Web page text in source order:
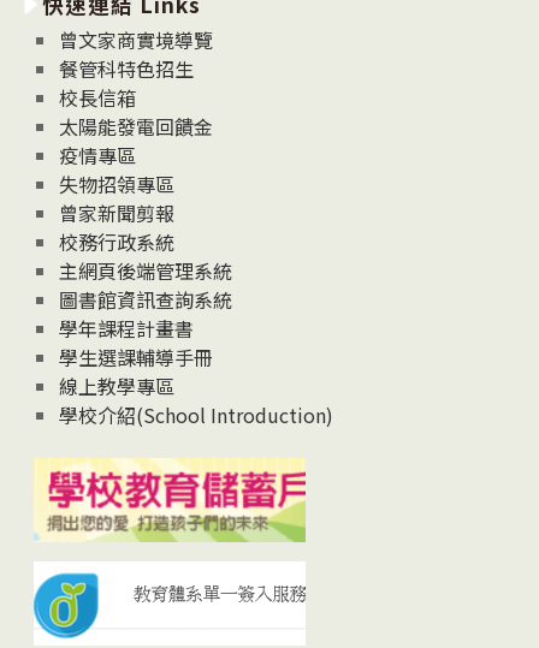
息
News
曾文家商實境導覽
餐管科特色招生
校長信箱
太陽能發電回饋金
疫情專區
失物招領專區
曾家新聞剪報
校務行政系統
主網頁後端管理系統
圖書館資訊查詢系統
學年課程計畫書
學生選課輔導手冊
線上教學專區
學校介紹(School Introduction)